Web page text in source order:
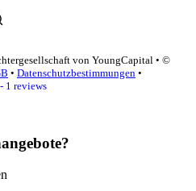
von YoungCapital • ©
• Datenschutzbestimmungen •
1 reviews